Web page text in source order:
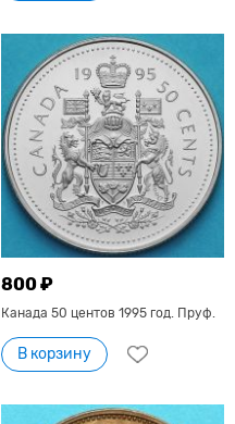
800 ₽
Канада 50 центов 1995 год. Пруф.
В корзину